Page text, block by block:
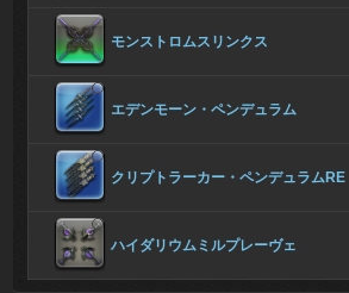
モンストロムスリンクス
エデンモーン・ペンデュラム
クリプトラーカー・ペンデュラムRE
ハイダリウムミルプレーヴェ